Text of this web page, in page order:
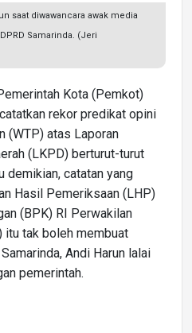
saat diwawancara awak media
Samarinda. (Jeri
Kota (Pemkot)
rekor predikat opini
(WTP) atas Laporan
(LKPD) berturut-turut
demikian, catatan yang
Hasil Pemeriksaan (LHP)
(BPK) RI Perwakilan
itu tak boleh membuat
Andi Harun lalai
pemerintah.